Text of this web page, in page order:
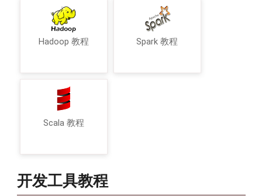
Hadoop 教程 Spark 教程
Scala 教程
开发工具教程